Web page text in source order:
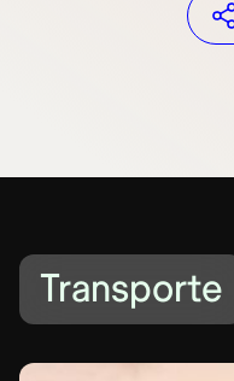
Transporte